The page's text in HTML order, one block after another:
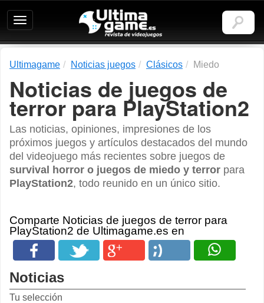
Ultimagame:
Revista
de
Ultimagame Noticias juegos Clásicos Miedo
Noticias de juegos de
terror para PlayStation2
Las noticias, opiniones, impresiones de los
próximos juegos y artículos destacados del mundo
del videojuego más recientes sobre juegos de
survival horror o juegos de miedo y terror para
PlayStation2, todo reunido en un único sitio.
Comparte Noticias de juegos de terror para
PlayStation2 de Ultimagame.es en
Noticias
Tu selección